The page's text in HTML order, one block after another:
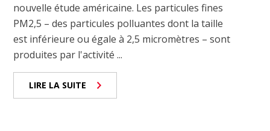
nouvelle étude américaine. Les particules fines
PM2,5 – des particules polluantes dont la taille
est inférieure ou égale à 2,5 micromètres – sont
produites par l'activité ...
LIRE LA SUITE